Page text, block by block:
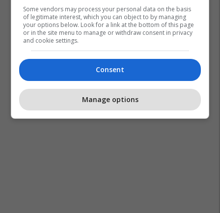
Some vendors may process your personal data on the basis
of legitimate interest, which you can object to by managing
your options below. Look for a link at the bottom of this page
or in the site menu to manage or withdraw consent in privacy
and cookie settings.
Consent
Manage options